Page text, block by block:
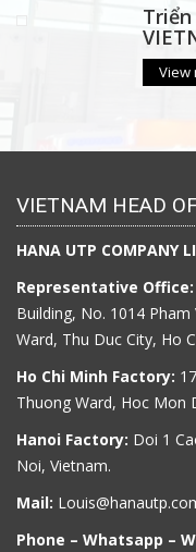
Triển
View
VIETNAM HEAD
HANA UTP COMPANY
Representative Office:
Building, No. 1014
Ward, Thu Duc City, Ho
Ho Chi Minh Factory:
Thuong Ward, Hoc Mon
Hanoi Factory: Doi 1
Noi, Vietnam.
Mail:
Phone – Whatsapp –